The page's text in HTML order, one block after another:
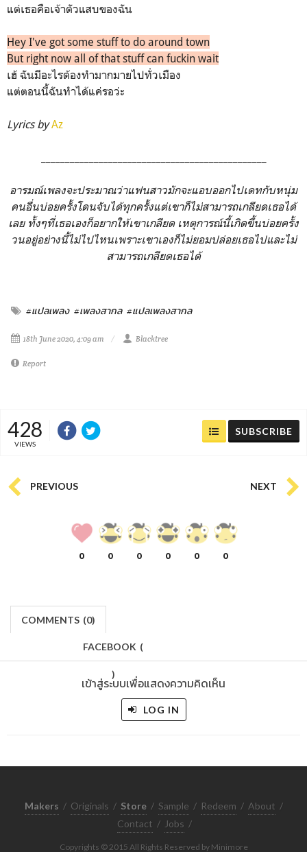
แต่เธอคือเจ้าตัวแสบของฉัน
Hey I've got some stuff to do around town
But right now all of that stuff can fuckin wait
เฮ้ ฉันมีอะไรต้องทำมากมายไปทั่วเมือง
แต่ตอนนี้ฉันทำได้แค่รอว่ะ
Lyrics byAz
อารมณ์เพลงจะประมาณว่าแฟนสาวมักจะแอบออกไปเดทกับหนุ่ม
คนอื่นบ่อยครั้งโดนจับได้ทุกครั้งแต่เขาก็ไม่สามารถเกลียดเธอได้
เลย ทั้งๆที่เธอเองก็อยากให้เขาเกลียด เหตุการณ์นี้เกิดขึ้นบ่อยครั้ง
วนอยู่อย่างนี้ไม่ไปไหนเพราะเขาเองก็ไม่ยอมปล่อยเธอไปและไม่
สามารถเกลียดเธอได้
#แปลเพลง #เพลงสากล #แปลเพลงสากล
18th June 2020, 4:09 am Blacktree
Report
428
VIEWS
SUBSCRIBE
PREVIOUS NEXT
0 0 0 0 0 0
COMMENTS (0)
FACEBOOK (
)
เข้าสู่ระบบเพื่อแสดงความคิดเห็น
LOG IN
Makers / Originals / Store / Sample / Redeem / About /
Contact / Jobs /
Copyrights © 2015 All Rights Reserved by Minimore